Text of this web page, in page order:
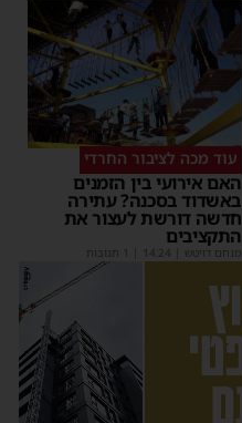
עוד מכה לציבור החרדי
האם אירועי בין הזמנים
באשדוד בסכנה? עתירה
חדשה דורשת לעצור את
התקציבים
מנחם דויטש 14:24